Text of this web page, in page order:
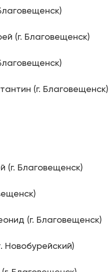
(г. Благовещенск)
(г. Благовещенск)
(г. Благовещенск)
(г. Благовещенск)
Новобурейский)